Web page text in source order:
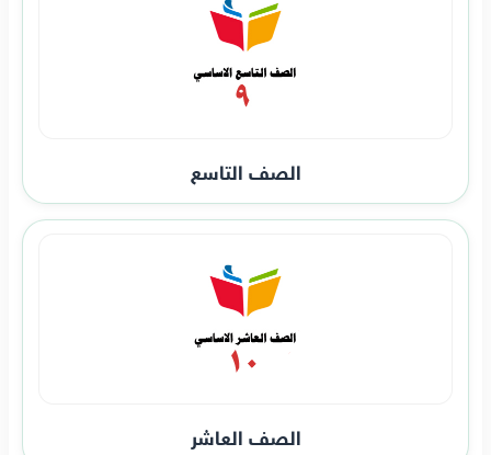
الصف التاسع
الصف العاشر